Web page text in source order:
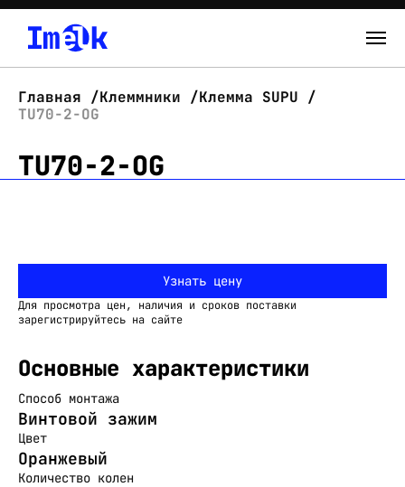
Новости
Контакты
Вход
Главная Клеммники
Клемма SUPU
TU70-2-OG
TU70-2-OG
Узнать цену
Для просмотра цен, наличия и сроков поставки
зарегистрируйтесь на сайте
Основные характеристики
Способ монтажа
Винтовой зажим
Цвет
Оранжевый
Количество колен